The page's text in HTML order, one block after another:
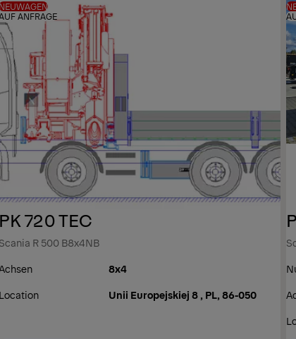
ANFRAGE
PK 720 TEC
Scania R 500 B8x4NB
8x4
Location
Unii Europejskiej 8 , PL, 86-050